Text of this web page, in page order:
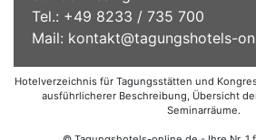
Tel.: +49 8233 / 735 700
Mail: kontakt@tagungshotels-
Hotelverzeichnis für Tagungsstätten und
ausführlicherer Beschreibung, Übersicht
Seminarräume.